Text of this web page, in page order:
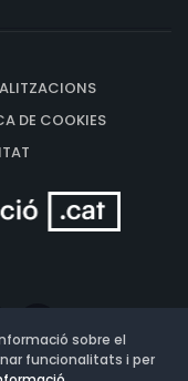
DE COOKIES
sobre el
funcionalitats i per